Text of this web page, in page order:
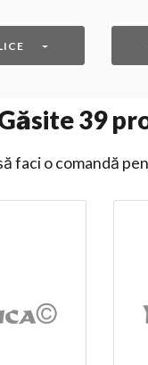
39
faci o comandă